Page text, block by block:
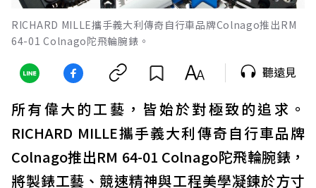
RICHARD MILLE攜手義大利傳奇自行車品牌Colnago推出RM
64-01 Colnago陀飛輪腕錶。
聽遠見
所有偉大的工藝，皆始於對極致的追求。
RICHARD MILLE攜手義大利傳奇自行車品牌
Colnago推出RM 64-01 Colnago陀飛輪腕錶，
將製錶工藝、競速精神與工程美學凝鍊於方寸